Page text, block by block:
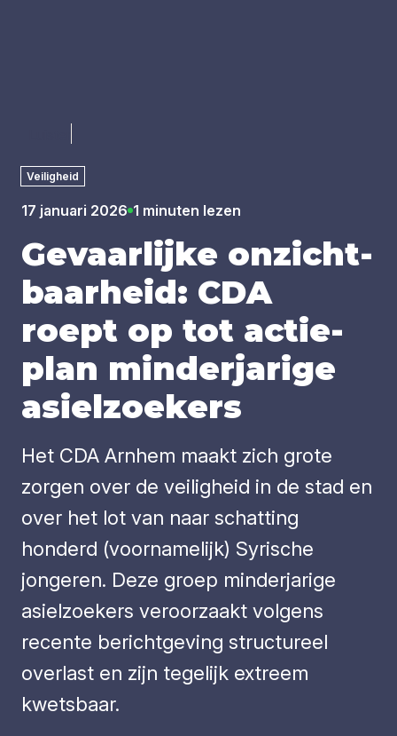
Veiligheid
17 januari 2026 1 minuten lezen
Gevaar­lij­ke onzicht­
baar­heid: CDA
roept op tot actie­
plan min­der­ja­ri­ge
asiel­zoe­kers
Het CDA Arnhem maakt zich grote
zorgen over de veiligheid in de stad en
over het lot van naar schatting
honderd (voornamelijk) Syrische
jongeren. Deze groep minderjarige
asielzoekers veroorzaakt volgens
recente berichtgeving structureel
overlast en zijn tegelijk extreem
kwetsbaar.